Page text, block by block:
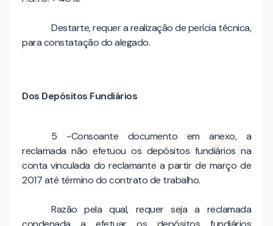
Destarte, requer a realização de perícia técnica,
para constatação do alegado.
Dos Depósitos Fundiários
5 -Consoante documento em anexo, a
reclamada não efetuou os depósitos fundiários na
conta vinculada do reclamante a partir de março de
2017 até término do contrato de trabalho.
Razão pela qual, requer seja a reclamada